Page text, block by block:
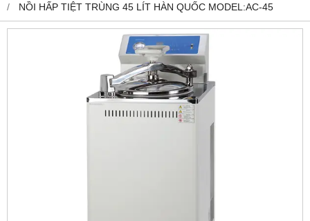
NỒI HẤP TIỆT TRÙNG 45 LÍT HÀN QUỐC MODEL:AC-45